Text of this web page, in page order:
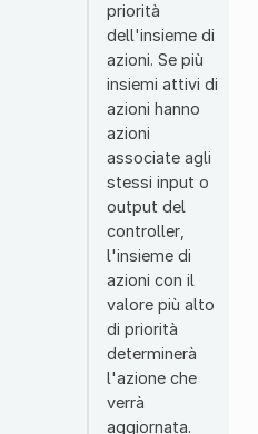
priorità
dell'insieme di
azioni. Se più
insiemi attivi di
azioni hanno
azioni
associate agli
stessi input o
output del
controller,
l'insieme di
azioni con il
valore più alto
di priorità
determinerà
l'azione che
verrà
aggiornata.